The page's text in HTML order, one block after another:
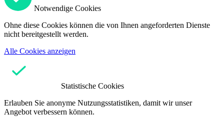
Notwendige Cookies
Ohne diese Cookies können die von Ihnen angeforderten Dienste
nicht bereitgestellt werden.
Alle Cookies anzeigen
Statistische Cookies
Erlauben Sie anonyme Nutzungsstatistiken, damit wir unser
Angebot verbessern können.